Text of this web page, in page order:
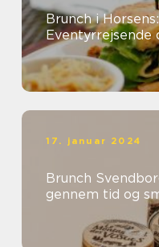
Brunch i
Eventyrrejsende
17. januar 2024
Brunch
gennem tid og